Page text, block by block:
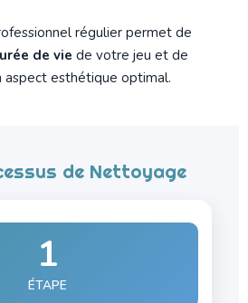
régulier permet de
de vie de votre jeu et de
aspect esthétique optimal.
de Nettoyage
1
ÉTAPE